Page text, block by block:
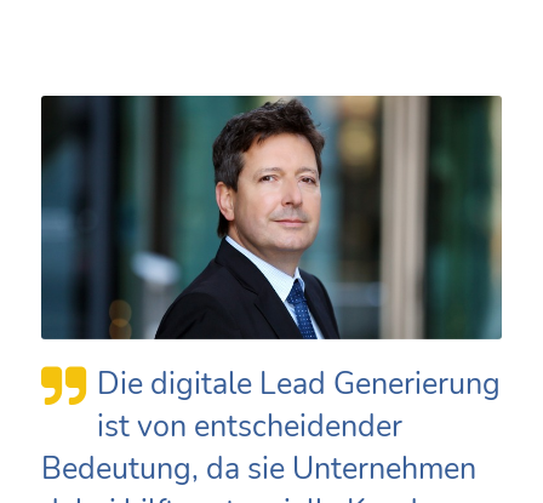
Die digitale Lead Generierung
ist von entscheidender
Bedeutung, da sie Unternehmen